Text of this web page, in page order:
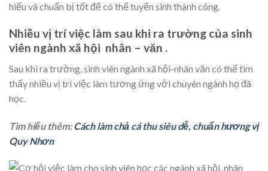
hiểu và chuẩn bị tốt để có thể tuyển sinh thành công.
Nhiều vị trí việc làm sau khi ra trường của sinh
viên ngành xã hội nhân – văn .
Sau khi ra trường, sinh viên ngành xã hội-nhân văn có thể tìm
thấy nhiều vị trí việc làm tương ứng với chuyên ngành họ đã
học.
Tìm hiểu thêm:Cách làm chả cá thu siêu dễ, chuẩn hương vị
Quy Nhơn